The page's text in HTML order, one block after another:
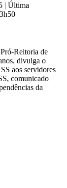
| Última
Reitoria de
divulga o
aos servidores
comunicado
da